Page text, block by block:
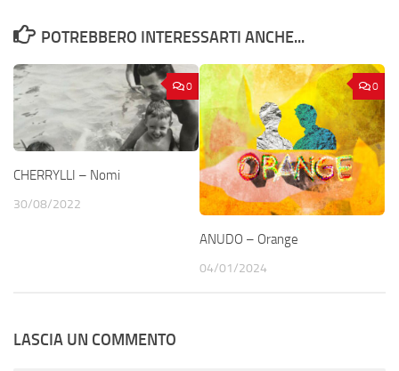
POTREBBERO INTERESSARTI ANCHE...
0
CHERRYLLI – Nomi
30/08/2022
0
ANUDO – Orange
04/01/2024
LASCIA UN COMMENTO